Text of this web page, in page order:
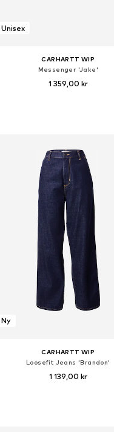
Unisex
CARHARTT WIP
Messenger 'Jake'
1 359,00 kr
Ny
CARHARTT WIP
Loosefit Jeans 'Brandon'
1 139,00 kr